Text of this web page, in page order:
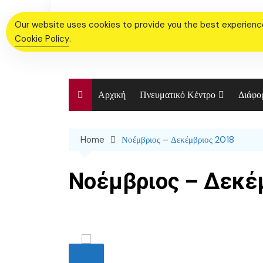
to
content
Αρχική Πνευματικό Κέντρο
Ναού
Home Νοέμβριος – Δεκέμβριος 2018
Νοέμβριος –
Our website uses cookies to provide you the best
Cookie Policy.